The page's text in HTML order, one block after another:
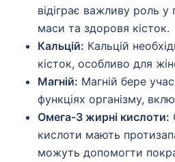
відіграє важливу роль у
маси та здоровя кісток.
Кальцій: Кальцій
кісток, особливо для
Магній: Магній бере
функціях організму,
Омега-3 жирні кислоти:
кислоти мають
можуть допомогти